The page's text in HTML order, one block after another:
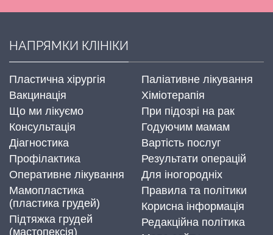
НАПРЯМКИ КЛІНІКИ
Пластична хірургія
Вакцинація
Що ми лікуємо
Консультація
Діагностика
Профілактика
Оперативне лікування
Мамопластика
(пластика грудей)
Підтяжка грудей
(мастопексія)
Паліативне лікування
Хіміотерапія
При підозрі на рак
Годуючим мамам
Вартість послуг
Результати операцій
Для іногородніх
Правила та політики
Корисна інформація
Редакційна політика